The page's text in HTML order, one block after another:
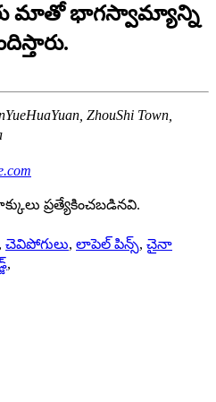
మాతో భాగస్వామ్యాన్ని
ZhouShi Town,
ప్రత్యేకించబడినవి.
, చెవిపోగులు, లాపెల్ పిన్స్, చైనా
,